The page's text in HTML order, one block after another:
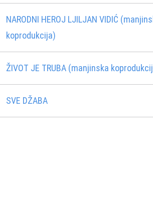
NARODNI HEROJ LJILJAN VIDIĆ
koprodukcija)
ŽIVOT JE TRUBA (manjinska
SVE DŽABA